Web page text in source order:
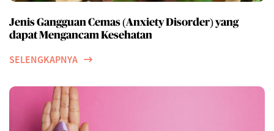
Jenis Gangguan Cemas (Anxiety Disorder) yang
dapat Mengancam Kesehatan
SELENGKAPNYA